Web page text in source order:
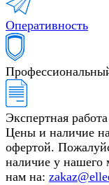
Оперативность
Экспертная
Цены и наличие
офертой.
наличие у нашего
нам на: